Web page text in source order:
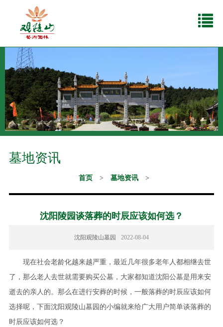
墓地资讯
首页 > 墓地资讯 >
沈阳陵园谈落葬的时辰应该如何选？
沈阳观陵山墓园 2022-08-04
现在社会老龄化越来越严重，最近几年很多老年人都相继去世
了，那么老人去世就需要购买公墓，大家都知道沈阳公墓是用来安
逝去的亲人的。那么在进行安葬的时候，一般落葬的时辰应该如何
选择呢，下面沈阳观陵山墓园的小编就来给广大用户简单谈落葬的
时辰应该如何选？